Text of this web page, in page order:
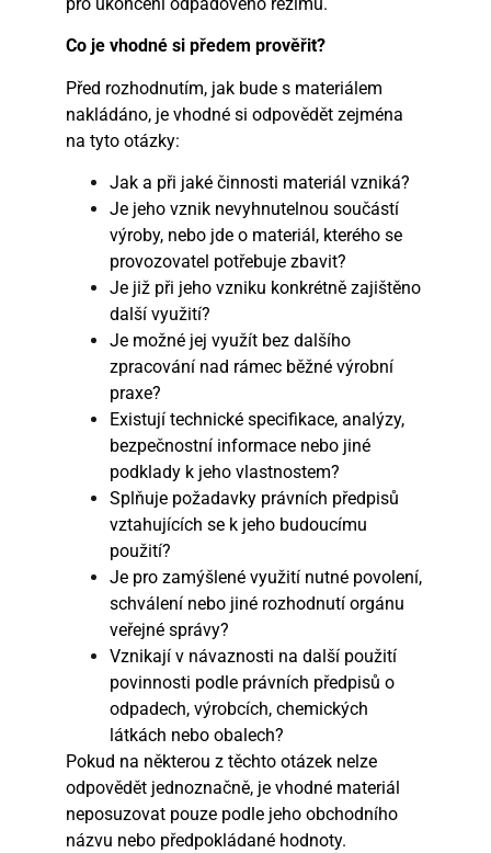
Co je vhodné si předem prověřit?
Před rozhodnutím, jak bude s materiálem
nakládáno, je vhodné si odpovědět zejména
na tyto otázky:
Jak a při jaké činnosti materiál vzniká?
Je jeho vznik nevyhnutelnou součástí
výroby, nebo jde o materiál, kterého se
provozovatel potřebuje zbavit?
Je již při jeho vzniku konkrétně zajištěno
další využití?
Je možné jej využít bez dalšího
zpracování nad rámec běžné výrobní
praxe?
Existují technické specifikace, analýzy,
bezpečnostní informace nebo jiné
podklady k jeho vlastnostem?
Splňuje požadavky právních předpisů
vztahujících se k jeho budoucímu
použití?
Je pro zamýšlené využití nutné povolení,
schválení nebo jiné rozhodnutí orgánu
veřejné správy?
Vznikají v návaznosti na další použití
povinnosti podle právních předpisů o
odpadech, výrobcích, chemických
látkách nebo obalech?
Pokud na některou z těchto otázek nelze
odpovědět jednoznačně, je vhodné materiál
neposuzovat pouze podle jeho obchodního
názvu nebo předpokládané hodnoty.